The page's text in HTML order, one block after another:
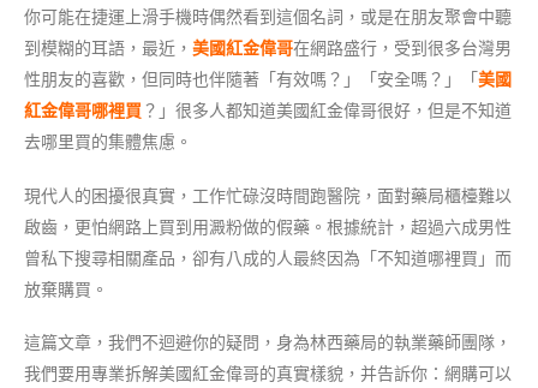
你可能在捷運上滑手機時偶然看到這個名詞，或是在朋友聚會中聽
到模糊的耳語，最近， 美國紅金偉哥在網路盛行，受到很多台灣男
性朋友的喜歡，但同時也伴隨著「有效嗎？」「安全嗎？」「美國
紅金偉哥哪裡買 ？」很多人都知道美國紅金偉哥很好，但是不知道
去哪里買的集體焦慮。
現代人的困擾很真實，工作忙碌沒時間跑醫院，面對藥局櫃檯難以
啟齒，更怕網路上買到用澱粉做的假藥。根據統計，超過六成男性
曾私下搜尋相關產品，卻有八成的人最終因為「不知道哪裡買」而
放棄購買。
這篇文章，我們不迴避你的疑問，身為林西藥局的執業藥師團隊，
我們要用專業拆解美國紅金偉哥的真實樣貌，并告訴你：網購可以